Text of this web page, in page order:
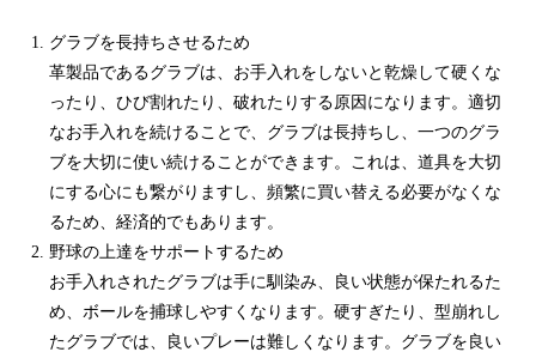
グラブを長持ちさせるため
革製品であるグラブは、お手入れをしないと乾燥して硬くな
ったり、ひび割れたり、破れたりする原因になります。適切
なお手入れを続けることで、グラブは長持ちし、一つのグラ
ブを大切に使い続けることができます。これは、道具を大切
にする心にも繋がりますし、頻繁に買い替える必要がなくな
るため、経済的でもあります。
野球の上達をサポートするため
お手入れされたグラブは手に馴染み、良い状態が保たれるた
め、ボールを捕球しやすくなります。硬すぎたり、型崩れし
たグラブでは、良いプレーは難しくなります。グラブを良い